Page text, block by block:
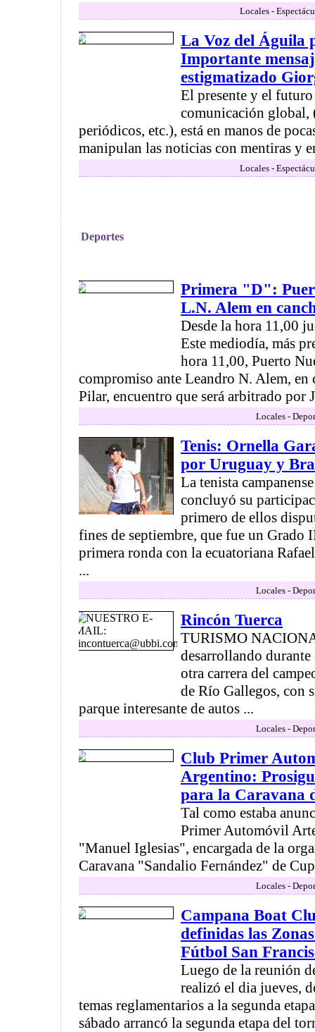
Locales -
La Voz del Águila
Importante
estigmatizado
El presente y el
comunicación global,
periódicos, etc.), está en manos de
manipulan las noticias con mentiras y
Locales -
Deportes
Primera "D":
L.N. Alem en
Desde la hora 11,00
Este mediodía, más
hora 11,00, Puerto
compromiso ante Leandro N. Alem, en
Pilar, encuentro que será arbitrado por
Locales -
Tenis: Ornella
por Uruguay y
La tenista
concluyó su
primero de ellos
fines de septiembre, que fue un Grado
primera ronda con la ecuatoriana
...
Locales -
Rincón Tuerca
TURISMO
desarrollando durante
otra carrera del
de Río Gallegos, con
parque interesante de autos ...
Locales -
Club Primer
Argentino:
para la Caravana
Tal como estaba
Primer Automóvil
"Manuel Iglesias", encargada de la
Caravana "Sandalio Fernández" de
Locales -
Campana Boat
definidas las
Fútbol San
Luego de la reunión
realizó el dia jueves,
temas reglamentarios a la segunda
sábado arrancó la segunda etapa del